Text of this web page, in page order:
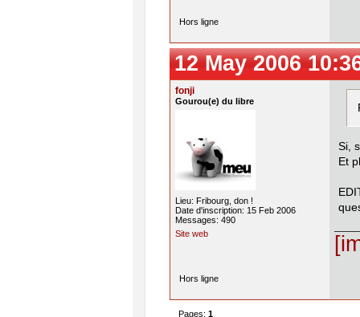
Hors ligne
12 May 2006
fonji
Gourou(e) du libre
Lieu: Fribourg, don !
Date d'inscription: 15 Feb 2006
Messages: 490
Site web
Si,
Et
Hors ligne
Pages: 1